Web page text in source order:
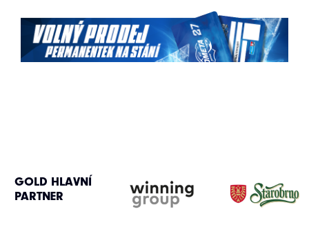
GOLD HLAVNÍ
PARTNER